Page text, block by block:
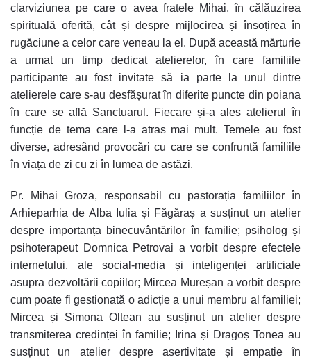
clarviziunea pe care o avea fratele Mihai, în călăuzirea
spirituală oferită, cât și despre mijlocirea și însoțirea în
rugăciune a celor care veneau la el. După această mărturie
a urmat un timp dedicat atelierelor, în care familiile
participante au fost invitate să ia parte la unul dintre
atelierele care s-au desfășurat în diferite puncte din poiana
în care se află Sanctuarul. Fiecare și-a ales atelierul în
funcție de tema care l-a atras mai mult. Temele au fost
diverse, adresând provocări cu care se confruntă familiile
în viața de zi cu zi în lumea de astăzi.
Pr. Mihai Groza, responsabil cu pastorația familiilor în
Arhieparhia de Alba Iulia și Făgăraș a susținut un atelier
despre importanța binecuvântărilor în familie; psiholog și
psihoterapeut Domnica Petrovai a vorbit despre efectele
internetului, ale social-media și inteligenței artificiale
asupra dezvoltării copiilor; Mircea Mureșan a vorbit despre
cum poate fi gestionată o adicție a unui membru al familiei;
Mircea și Simona Oltean au susținut un atelier despre
transmiterea credinței în familie; Irina și Dragoș Tonea au
susținut un atelier despre asertivitate și empatie în